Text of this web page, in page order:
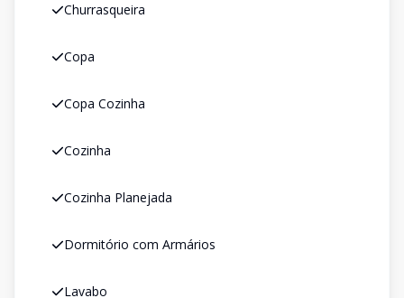
Churrasqueira
Copa
Copa Cozinha
Cozinha
Cozinha Planejada
Dormitório com Armários
Lavabo